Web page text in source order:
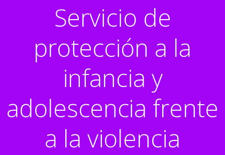
Servicio de
protección a la
infancia y
adolescencia frente
a la violencia